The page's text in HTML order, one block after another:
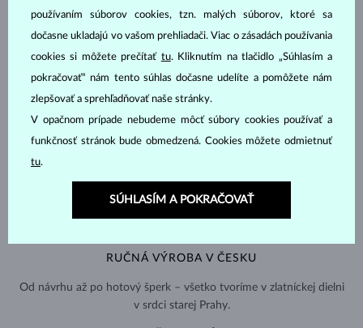
RUČNÁ VÝROBA V ČESKU
Od návrhu až po hotový šperk – všetko tvoríme v zlatníckej dielni
v srdci starej Prahy.
používaním súborov cookies, tzn. malých súborov, ktoré sa
dočasne ukladajú vo vašom prehliadači. Viac o zásadách používania
cookies si môžete prečítať tu. Kliknutím na tlačidlo „Súhlasím a
pokračovať“ nám tento súhlas dočasne udelíte a pomôžete nám
zlepšovať a sprehľadňovať naše stránky.
V opačnom prípade nebudeme môcť súbory cookies používať a
funkčnosť stránok bude obmedzená. Cookies môžete odmietnuť
tu.
SÚHLASÍM A POKRAČOVAŤ